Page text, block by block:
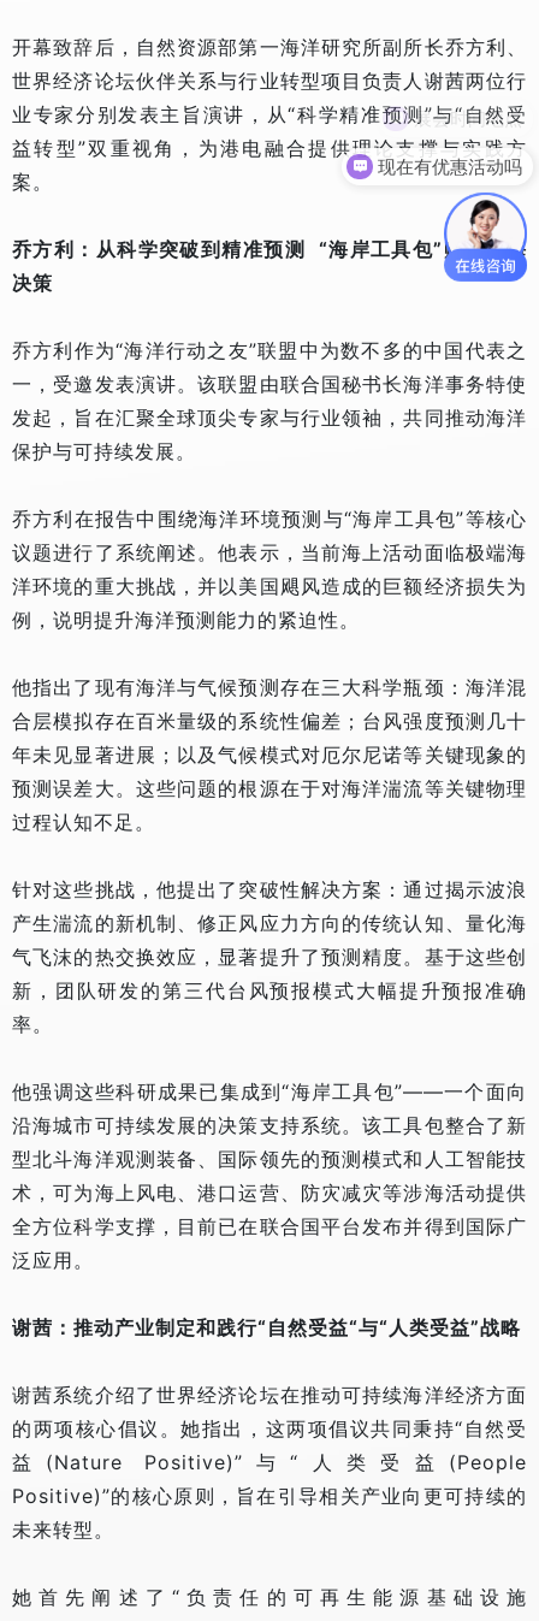
开幕致辞后，自然资源部第一海洋研究所副所长乔方利、
世界经济论坛伙伴关系与行业转型项目负责人谢茜两位行
业专家分别发表主旨演讲，从“科学精准预测”与“自然受
益转型”双重视角，为港电融合提供理论支撑与实践方
案。
乔方利：从科学突破到精准预测 “海岸工具包”赋能涉海
决策
乔方利作为“海洋行动之友”联盟中为数不多的中国代表之
一，受邀发表演讲。该联盟由联合国秘书长海洋事务特使
发起，旨在汇聚全球顶尖专家与行业领袖，共同推动海洋
保护与可持续发展。
乔方利在报告中围绕海洋环境预测与“海岸工具包”等核心
议题进行了系统阐述。他表示，当前海上活动面临极端海
洋环境的重大挑战，并以美国飓风造成的巨额经济损失为
例，说明提升海洋预测能力的紧迫性。
他指出了现有海洋与气候预测存在三大科学瓶颈：海洋混
合层模拟存在百米量级的系统性偏差；台风强度预测几十
年未见显著进展；以及气候模式对厄尔尼诺等关键现象的
预测误差大。这些问题的根源在于对海洋湍流等关键物理
过程认知不足。
针对这些挑战，他提出了突破性解决方案：通过揭示波浪
产生湍流的新机制、修正风应力方向的传统认知、量化海
气飞沫的热交换效应，显著提升了预测精度。基于这些创
新，团队研发的第三代台风预报模式大幅提升预报准确
率。
他强调这些科研成果已集成到“海岸工具包”——一个面向
沿海城市可持续发展的决策支持系统。该工具包整合了新
型北斗海洋观测装备、国际领先的预测模式和人工智能技
术，可为海上风电、港口运营、防灾减灾等涉海活动提供
全方位科学支撑，目前已在联合国平台发布并得到国际广
泛应用。
谢茜：推动产业制定和践行“自然受益“与“人类受益”战略
谢茜系统介绍了世界经济论坛在推动可持续海洋经济方面
的两项核心倡议。她指出，这两项倡议共同秉持“自然受
益(Nature Positive)”与“人类受益(People
Positive)”的核心原则，旨在引导相关产业向更可持续的
未来转型。
她首先阐述了“负责任的可再生能源基础设施
现在有优惠活动吗